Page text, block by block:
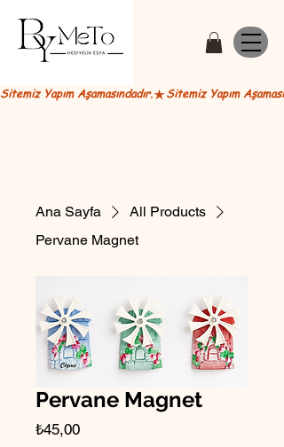
Sitemiz Yapım Aşamasındadır.
Ana Sayfa
All Products
Pervane Magnet
Pervane Magnet
₺45,00Fiyat